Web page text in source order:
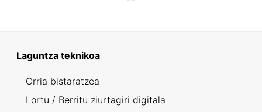
Laguntza teknikoa
Orria bistaratzea
Lortu / Berritu ziurtagiri digitala